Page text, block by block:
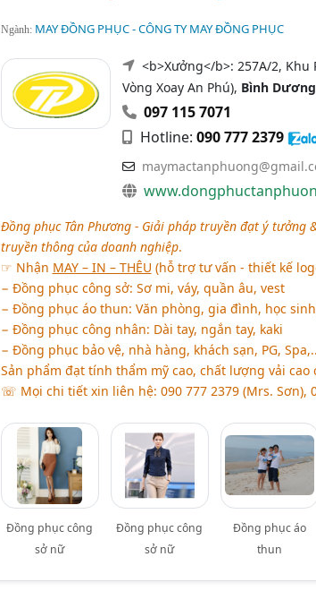
Ngành: MAY ĐỒNG PHỤC - CÔNG TY MAY ĐỒNG PHỤC
<b>Xưởng</b>: 257A/2, Khu
Vòng Xoay An Phú), Bình Dương
097 115 7071
Hotline: 090 777 2379
Đồng phục Tân Phương - Giải pháp truyền đạt ý tưởng
truyền thông của doanh nghiệp.
☞ Nhận MAY – IN – THÊU (hỗ trợ tư vấn - thiết kế
− Đồng phục công sở: Sơ mi, váy, quần âu, vest
− Đồng phục áo thun: Văn phòng, gia đình, học
− Đồng phục công nhân: Dài tay, ngắn tay, kaki
− Đồng phục bảo vệ, nhà hàng, khách sạn, PG, Spa,..
Sản phẩm đạt tính thẩm mỹ cao, chất lượng vải
☏ Mọi chi tiết xin liên hệ: 090 777 2379 (Mrs. Sơn),
Đồng phục công
sở nữ
Đồng phục công
sở nữ
Đồng phục áo
thun